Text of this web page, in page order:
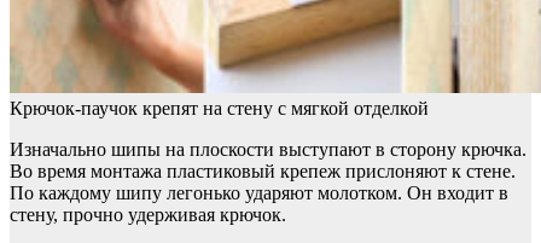
Крючок-паучок крепят на стену с мягкой отделкой
Изначально шипы на плоскости выступают в сторону крючка.
Во время монтажа пластиковый крепеж прислоняют к стене.
По каждому шипу легонько ударяют молотком. Он входит в
стену, прочно удерживая крючок.